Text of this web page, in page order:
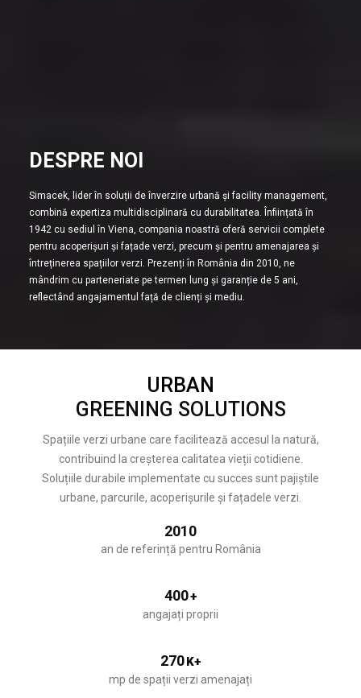
DESPRE NOI
Simacek, lider în soluții de înverzire urbană și facility management,
combină expertiza multidisciplinară cu durabilitatea. Înființată în
1942 cu sediul în Viena, compania noastră oferă servicii complete
pentru acoperișuri și fațade verzi, precum și pentru amenajarea și
întreținerea spațiilor verzi. Prezenți în România din 2010, ne
mândrim cu parteneriate pe termen lung și garanție de 5 ani,
reflectând angajamentul față de clienți și mediu.
URBAN
GREENING SOLUTIONS
Spațiile verzi urbane care facilitează accesul la natură,
contribuind la creșterea calitatea vieții cotidiene.
Soluțiile durabile implementate cu succes sunt pajiștile
urbane, parcurile, acoperișurile și fațadele verzi.
2010
an de referință pentru România
400+
angajați proprii
270K+
mp de spații verzi amenajați